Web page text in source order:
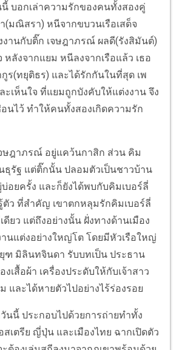
บอกเล่าความรักของคนทั้งสองคู่
(มณิสรา) หนีจากขบวนเรือเสด็จ
งานกับติ๊ก เจษฎาภรณ์ ผลดี(รังสิมันต์)
หลังจากแยม หนีลงจากเรือแล้ว เธอ
ร(ทยุติธร) และได้รักกันในที่สุด เพ
ะเห็นใจ ที่แยมถูกบังคับให้แต่งงาน จึง
นไว้ ทำให้คนทั้งสองเกิดความรัก
ษฎาภรณ์ อยู่แคว้นกาสิก ส่วน คิม
ธุรัฐ แต่ติ๊กนั้น ปลอมตัวเป็นชาวบ้าน
อยครั้ง และก็ยังได้พบกับคิมเบอร์ลี่
ว ที่สำคัญ เขาตกหลุมรักคิมเบอร์ลี่
ดียว แต่ถึงอย่างนั้น ฝั่งทางด้านเมือง
านแต่งอย่างใหญ่โต โดยมีหัวเรือใหญ่
ฑ มิลินทจินดา รับบทเป็น ประธาน
งเสื้อผ้า เครื่องประดับให้กับเจ้าสาว
และได้หายตัวไปอย่างไร้ร่องรอย
นนี้ ประกอบไปด้วยการถ่ายทำทั้ง
เตรีย ญี่ปุ่น และเมืองไทย ฉากเปิดตัว